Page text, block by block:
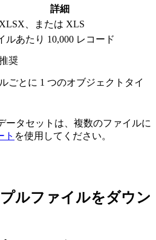
詳細
、または XLS
ルあたり 10,000 レコード
奨
ごとに 1 つのオブジェクトタイ
ータセットは、複数のファイルに
ト を使用してください。
ルファイルをダウン